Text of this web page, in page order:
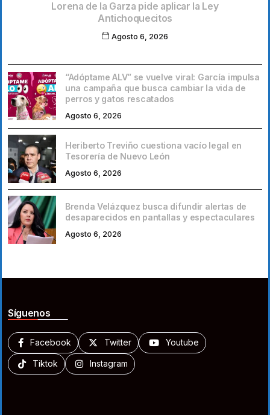
Lorena de la Garza pide aplicar la Ley
Antichoquecitos
Agosto 6, 2026
“Adóptame ALV” se vuelve viral: García impulsa
una campaña que busca cambiar la vida de
perros y gatos rescatados
Agosto 6, 2026
Heriberto Treviño cuestiona vacío legal en
Tesorería de Nuevo León
Agosto 6, 2026
Brenda Velázquez busca difundir alertas de
desaparecidos en pantallas y espectaculares
Agosto 6, 2026
Síguenos
Facebook Twitter Youtube
Tiktok Instagram